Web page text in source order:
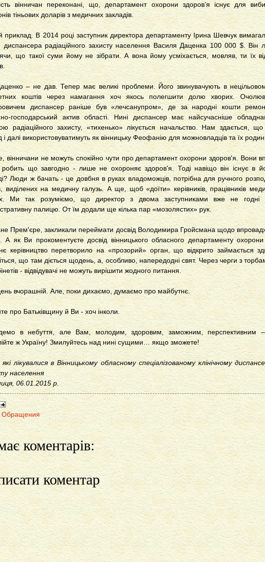
вінничан переконані, що, департамент охорони здоров’я існує для
тіньових доларів з медичних закладів.
приклад. В 2014 році заступник директора департаменту Ірина Шевчук
диспансера радіаційного захисту населення Василя Даценка 100 000 $. Він
що такої суми йому не зібрати. А вона йому усміхається, мовляв, ти їх
– не дав. Тепер має великі проблеми. Його звинувачують в
коштів через намагання хоч якось полегшити долю хворих.
диспансер раніше був «лечсанупром», де за народні кошти
господарський актив області. Нині диспансер має найсучасніше
радіаційного захисту, «тихенько» лікується начальство. Нам здається,
і далі використовуватимуть як вінницьку Феофанію для можновладців та їх
вінничани не можуть спокійно чути про департамент охорони здоров'я. Вони
робить що завгодно - лише не охороняє здоров'я. Тоді навіщо він існує в
Люди ж бачать - це довбня в руках владоможців, потрібна для ручного
виділених на медичну галузь. А ще, щоб «доїти» керівників, працівників
Ми так розуміємо, що директор з двома заступниками вже не годні
палицю. От їм додали ще кілька пар «мозолястих» рук.
Прем'єре, закликали переймати досвід Володимира Гройсмана щодо
А як Ви прокоментуєте досвід вінницького обласного департаменту
керівництво перетворило на «прозорий» орган, що відкрито займається
що там діється щодень, а, особливо, напередодні свят. Через черги з
- відвідувачі не можуть вирішити жодного питання.
вчорашній. Але, поки дихаємо, думаємо про майбутнє.
про Батьківщину й Ви - хоч інколи.
в небуття, але Вам, молодим, здоровим, заможним, перспективним
ж Україну! Змилуйтесь над нині сущими… якщо зможете!
які лікувалися в Вінницькому обласному спеціалізованому клінічному
населення
06.01.2015 р.
Обращения
коментарів:
коментар